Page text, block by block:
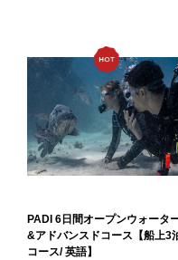
PADI 6日間オープンウォータ
&アドバンスドコース【船上3
コース/ 英語】